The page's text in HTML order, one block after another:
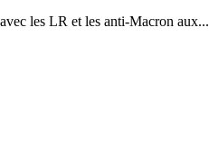
les LR et les anti-Macron aux...